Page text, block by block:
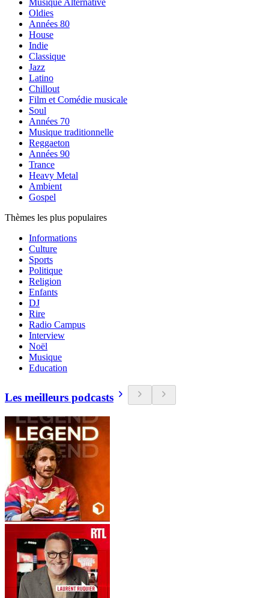
Musique Alternative
Oldies
Années 80
House
Indie
Classique
Jazz
Latino
Chillout
Film et Comédie musicale
Soul
Années 70
Musique traditionnelle
Reggaeton
Années 90
Trance
Heavy Metal
Ambient
Gospel
Thèmes les plus populaires
Informations
Culture
Sports
Politique
Religion
Enfants
DJ
Rire
Radio Campus
Interview
Noël
Musique
Education
Les meilleurs podcasts